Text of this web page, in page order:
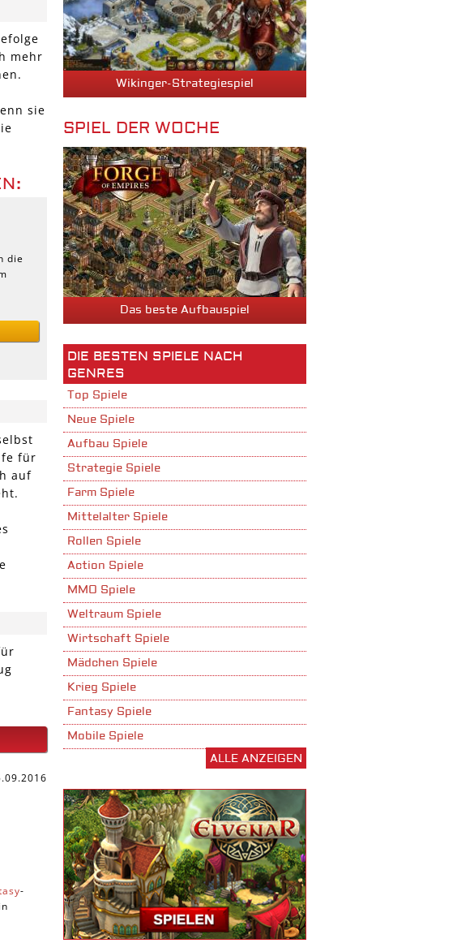
mehr
sie
die
für
auf
-
Wikinger-Strategiespiel
SPIEL DER WOCHE
Das beste Aufbauspiel
DIE BESTEN SPIELE NACH
GENRES
Top Spiele
Neue Spiele
Aufbau Spiele
Strategie Spiele
Farm Spiele
Mittelalter Spiele
Rollen Spiele
Action Spiele
MMO Spiele
Weltraum Spiele
Wirtschaft Spiele
Mädchen Spiele
Krieg Spiele
Fantasy Spiele
Mobile Spiele
Download Spiele
3D Spiele
Tablet Spiele
Android Spiele
iPhone Spiele
iOS Spiele
ALLE ANZEIGEN